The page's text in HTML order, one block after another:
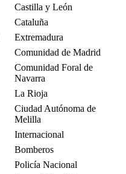
Castilla y León
Cataluña
Extremadura
Comunidad de Madrid
Comunidad Foral de
Navarra
La Rioja
Ciudad Autónoma de
Melilla
Internacional
Bomberos
Policía Nacional